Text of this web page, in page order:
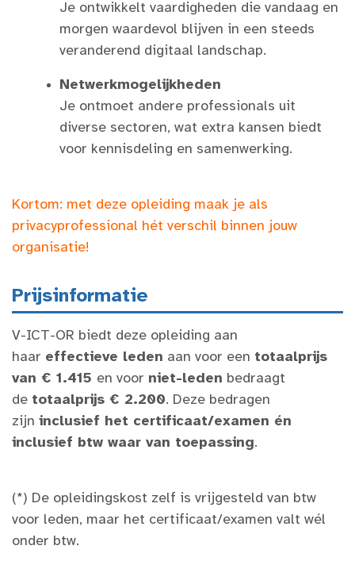
Je ontwikkelt vaardigheden die vandaag en
morgen waardevol blijven in een steeds
veranderend digitaal landschap.
Netwerkmogelijkheden
Je ontmoet andere professionals uit
diverse sectoren, wat extra kansen biedt
voor kennisdeling en samenwerking.
Kortom: met deze opleiding maak je als
privacyprofessional hét verschil binnen jouw
organisatie!
Prijsinformatie
V-ICT-OR biedt deze opleiding aan
haar effectieve leden aan voor een totaalprijs
van € 1.415 en voor niet-leden bedraagt
de totaalprijs € 2.200. Deze bedragen
zijn inclusief het certificaat/examen én
inclusief btw waar van toepassing.
(*) De opleidingskost zelf is vrijgesteld van btw
voor leden, maar het certificaat/examen valt wél
onder btw.